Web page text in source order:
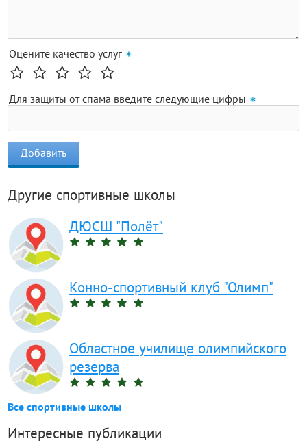
Оцените качество услуг
Для защиты от спама введите следующие цифры
Другие спортивные школы
ДЮСШ "Полёт"
Конно-спортивный клуб "Олимп"
Областное училище олимпийского
резерва
Все спортивные школы
Интересные публикации